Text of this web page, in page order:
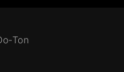
Ton